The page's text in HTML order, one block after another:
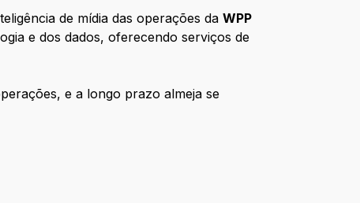
de mídia das operações daWPP
e dos dados, oferecendo serviços de
e a longo prazo almeja se